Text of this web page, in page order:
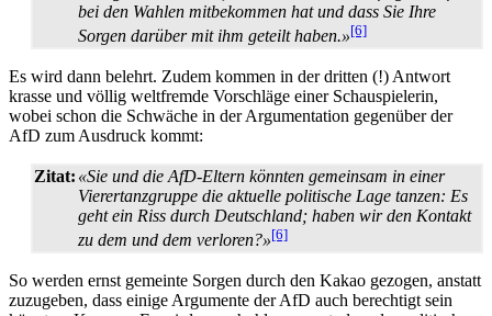
bei den Wahlen mitbekommen hat und dass Sie Ihre
Sorgen darüber mit ihm geteilt haben.»[6]
Es wird dann belehrt. Zudem kommen in der dritten (!) Antwort
krasse und völlig weltfremde Vorschläge einer Schauspielerin,
wobei schon die Schwäche in der Argumentation gegenüber der
AfD zum Ausdruck kommt:
Zitat: «Sie und die AfD-Eltern könnten gemeinsam in einer
Vierer­tanzgruppe die aktuelle politische Lage tanzen: Es
geht ein Riss durch Deutschland; haben wir den Kontakt
zu dem und dem verloren?»[6]
So werden ernst gemeinte Sorgen durch den Kakao gezogen, anstatt
zuzugeben, dass einige Argumente der AfD auch berechtigt sein